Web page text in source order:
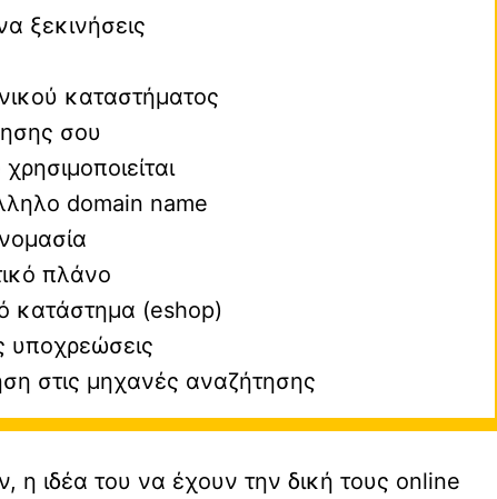
ξεκινήσεις
καταστήματος
σου
domain name
πλάνο
κατάστημα (eshop)
υποχρεώσεις
στις μηχανές αναζήτησης
ιδέα του να έχουν την δική τους online